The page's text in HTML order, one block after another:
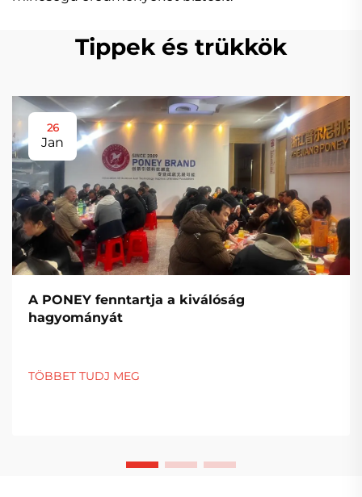
Tippek és trükkök
26
Jan
A PONEY fenntartja a kiválóság
hagyományát
TÖBBET TUDJ MEG